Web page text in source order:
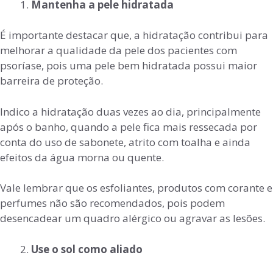
Mantenha a pele hidratada
É importante destacar que, a hidratação contribui para
melhorar a qualidade da pele dos pacientes com
psoríase, pois uma pele bem hidratada possui maior
barreira de proteção.
Indico a hidratação duas vezes ao dia, principalmente
após o banho, quando a pele fica mais ressecada por
conta do uso de sabonete, atrito com toalha e ainda
efeitos da água morna ou quente.
Vale lembrar que os esfoliantes, produtos com corante e
perfumes não são recomendados, pois podem
desencadear um quadro alérgico ou agravar as lesões.
Use o sol como aliado